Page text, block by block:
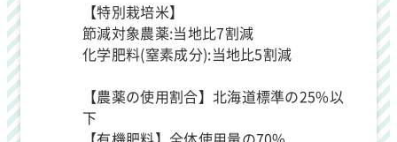
【特別栽培米】
節減対象農薬:当地比7割減
化学肥料(窒素成分):当地比5割減
【農薬の使用割合】北海道標準の25%以
下